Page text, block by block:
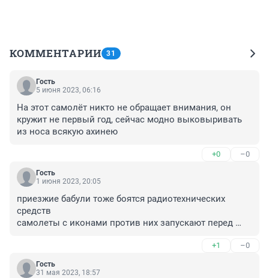
КОММЕНТАРИИ 31
Гость
5 июня 2023, 06:16
На этот самолёт никто не обращает внимания, он
кружит не первый год, сейчас модно выковыривать
из носа всякую ахинею
+0 –0
Гость
1 июня 2023, 20:05
приезжие бабули тоже боятся радиотехнических
средств
самолеты с иконами против них запускают перед
+1 –0
Гость
31 мая 2023, 18:57